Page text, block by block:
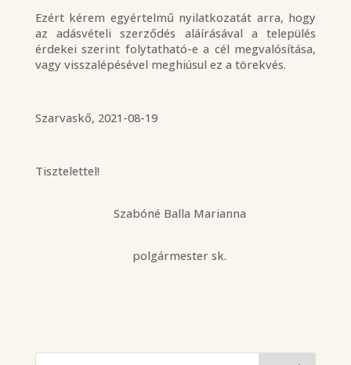
Ezért kérem egyértelmű nyilatkozatát arra, hogy
az adásvételi szerződés aláírásával a település
érdekei szerint folytatható-e a cél megvalósítása,
vagy visszalépésével meghiúsul ez a törekvés.
Szarvaskő, 2021-08-19
Tisztelettel!
Szabóné Balla Marianna
polgármester sk.